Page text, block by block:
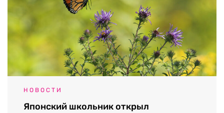
НОВОСТИ
Японский школьник открыл